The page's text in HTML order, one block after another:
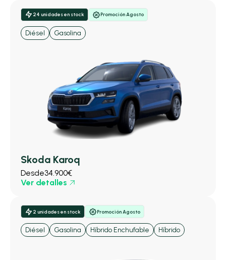
24 unidades en stock Promoción Agosto
Diésel Gasolina
Skoda Karoq
Desde34.900€
Ver detalles
2 unidades en stock Promoción Agosto
Diésel Gasolina Híbrido Enchufable Híbrido